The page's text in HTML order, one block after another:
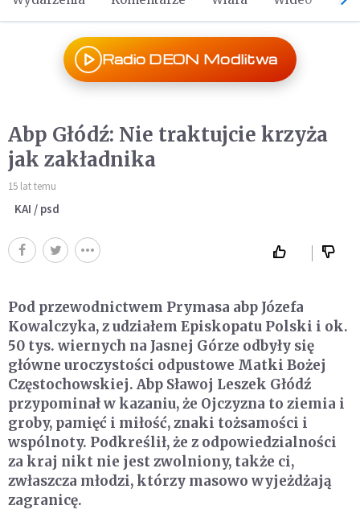
Radio DEON Modlitwa
Abp Głódź: Nie traktujcie krzyża
jak zakładnika
15 lat temu
KAI / psd
Pod przewodnictwem Prymasa abp Józefa
Kowalczyka, z udziałem Episkopatu Polski i ok.
50 tys. wiernych na Jasnej Górze odbyły się
główne uroczystości odpustowe Matki Bożej
Częstochowskiej. Abp Sławoj Leszek Głódź
przypominał w kazaniu, że Ojczyzna to ziemia i
groby, pamięć i miłość, znaki tożsamości i
wspólnoty. Podkreślił, że z odpowiedzialności
za kraj nikt nie jest zwolniony, także ci,
zwłaszcza młodzi, którzy masowo wyjeżdżają
zagranicę.